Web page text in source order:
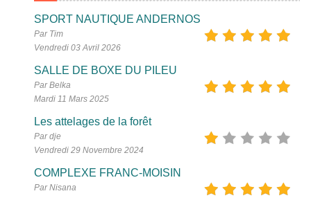
SPORT NAUTIQUE ANDERNOS
Par Tim
Vendredi 03 Avril 2026
SALLE DE BOXE DU PILEU
Par Belka
Mardi 11 Mars 2025
Les attelages de la forêt
Par dje
Vendredi 29 Novembre 2024
COMPLEXE FRANC-MOISIN
Par Nisana